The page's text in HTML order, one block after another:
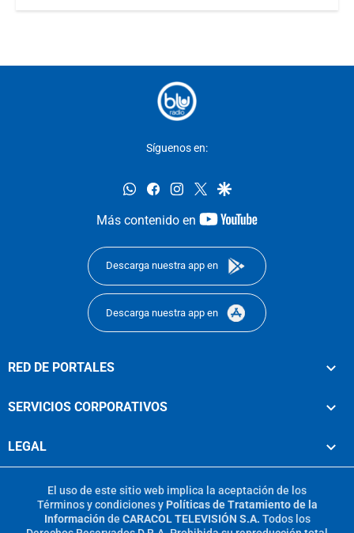
Síguenos en:
whatsappfacebookinstagram
twittergoogle
Más contenido en
youtube-
Descarga nuestra app en
Descarga nuestra app en
RED DE PORTALES
SERVICIOS CORPORATIVOS
LEGAL
El uso de este sitio web implica la aceptación de los
Términos y condicionesy Políticas de Tratamiento de la
Información de CARACOL TELEVISIÓN S.A. Todos los